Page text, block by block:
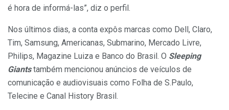
é hora de informá-las”, diz o perfil.
Nos últimos dias, a conta expôs marcas como Dell, Claro,
Tim, Samsung, Americanas, Submarino, Mercado Livre,
Philips, Magazine Luiza e Banco do Brasil. O Sleeping
Giantstambém mencionou anúncios de veículos de
comunicação e audiovisuais como Folha de S.Paulo,
Telecine e Canal History Brasil.